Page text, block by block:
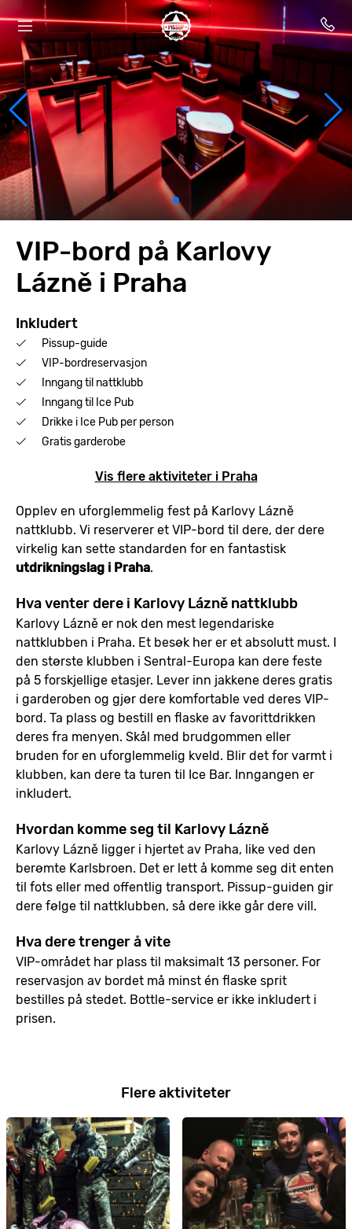
VIP-bord på Karlovy
Lázně i Praha
Inkludert
Pissup-guide
VIP-bordreservasjon
Inngang til nattklubb
Inngang til Ice Pub
Drikke i Ice Pub per person
Gratis garderobe
Vis flere aktiviteter i Praha
Opplev en uforglemmelig fest på Karlovy Lázně
nattklubb. Vi reserverer et VIP-bord til dere, der dere
virkelig kan sette standarden for en fantastisk
utdrikningslag i Praha.
Hva venter dere i Karlovy Lázně nattklubb
Karlovy Lázně er nok den mest legendariske
nattklubben i Praha. Et besøk her er et absolutt must. I
den største klubben i Sentral-Europa kan dere feste
på 5 forskjellige etasjer. Lever inn jakkene deres gratis
i garderoben og gjør dere komfortable ved deres VIP-
bord. Ta plass og bestill en flaske av favorittdrikken
deres fra menyen. Skål med brudgommen eller
bruden for en uforglemmelig kveld. Blir det for varmt i
klubben, kan dere ta turen til Ice Bar. Inngangen er
inkludert.
Hvordan komme seg til Karlovy Lázně
Karlovy Lázně ligger i hjertet av Praha, like ved den
berømte Karlsbroen. Det er lett å komme seg dit enten
til fots eller med offentlig transport. Pissup-guiden gir
dere følge til nattklubben, så dere ikke går dere vill.
Hva dere trenger å vite
VIP-området har plass til maksimalt 13 personer. For
reservasjon av bordet må minst én flaske sprit
bestilles på stedet. Bottle-service er ikke inkludert i
prisen.
Flere aktiviteter